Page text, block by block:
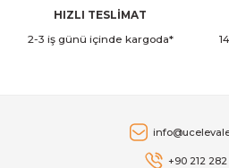
Stanley The AeroLight™ Transit
Stanley The AeroLight™ Transit
HIZLI TESLİMAT
2-3 iş günü içinde kargoda*
+90 212